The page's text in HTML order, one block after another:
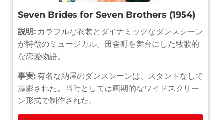
Seven Brides for Seven Brothers (1954)
説明: カラフルな衣装とダイナミックなダンスシーン
が特徴のミュージカル。田舎町を舞台にした牧歌的
な恋愛物語。
事実: 有名な納屋のダンスシーンは、スタントなしで
撮影された。当時としては画期的なワイドスクリー
ン形式で制作された。